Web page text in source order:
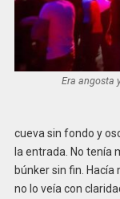
Era angosta
cueva sin fondo y
la entrada. No tenía
búnker sin fin.
no lo veía con